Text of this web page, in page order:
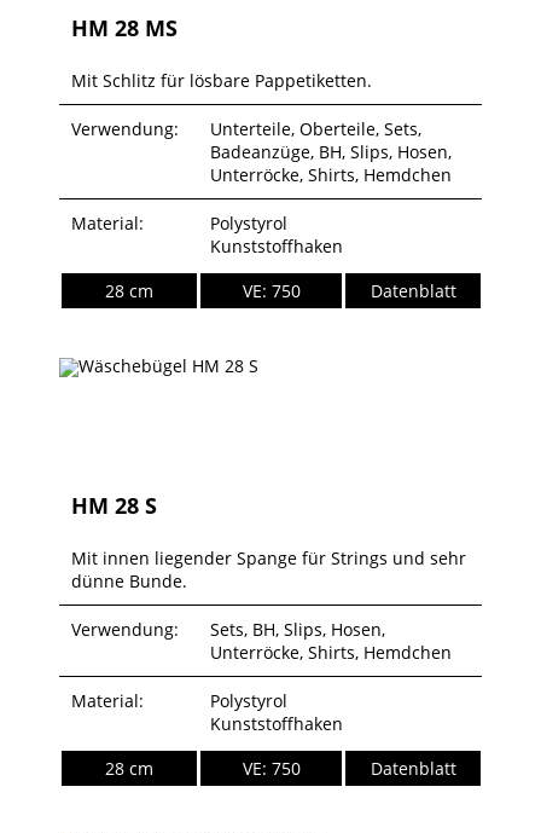
HM 28 MS
Mit Schlitz für lösbare Pappetiketten.
Verwendung:
Unterteile, Oberteile, Sets,
Badeanzüge, BH, Slips, Hosen,
Unterröcke, Shirts, Hemdchen
Material:
Polystyrol
Kunststoffhaken
28 cm
VE: 750 Datenblatt
HM 28 S
Mit innen liegender Spange für Strings und sehr
dünne Bunde.
Verwendung:
Sets, BH, Slips, Hosen,
Unterröcke, Shirts, Hemdchen
Material:
Polystyrol
Kunststoffhaken
28 cm
VE: 750 Datenblatt